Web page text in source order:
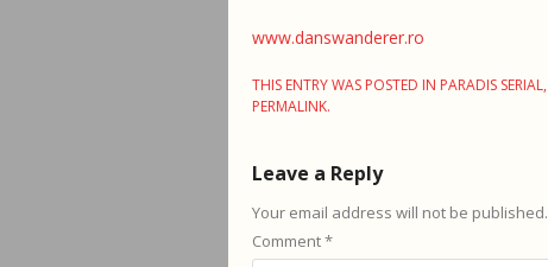
www.danswanderer.ro
THIS ENTRY WAS POSTED IN PARADIS SERIAL,
PERMALINK.
Leave a Reply
Your email address will not be published.
Comment*